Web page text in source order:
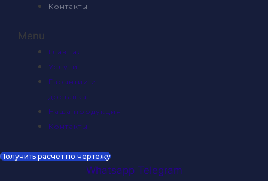
Контакты
Menu
Главная
Услуги
Гарантии и
доставка
Наша продукция
Контакты
Получить расчёт по чертежу
Whatsapp Telegram